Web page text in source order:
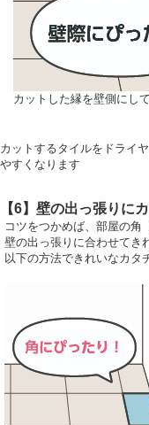
カットした縁を壁側にし
カットするタイルをドライ
やすくなります
【6】壁の出っ張りに
コツをつかめば、部屋の角
壁の出っ張りに合わせてき
以下の方法できれいなカタ